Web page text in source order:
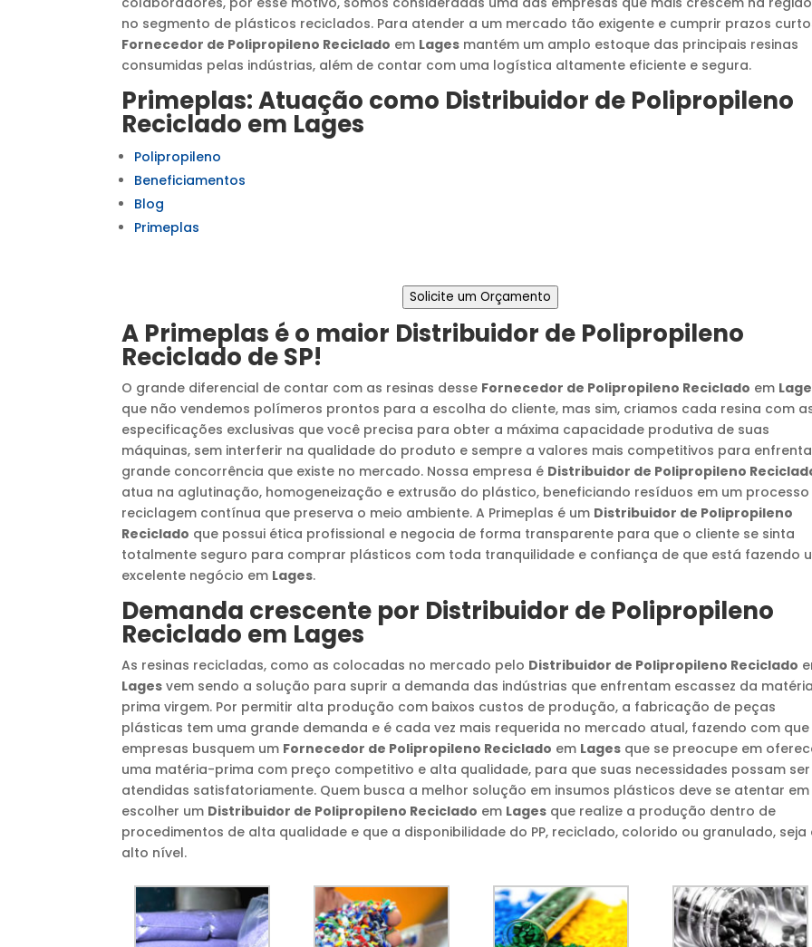
no segmento de plásticos reciclados. Para atender a um mercado tão exigente e cumprir prazos
Fornecedor de Polipropileno Reciclado em Lages mantém um amplo estoque das principais resinas
consumidas pelas indústrias, além de contar com uma logística altamente eficiente e segura.
Primeplas: Atuação como Distribuidor de Polipropileno
Reciclado em Lages
Polipropileno
Beneficiamentos
Blog
Primeplas
Solicite um Orçamento
A Primeplas é o maior Distribuidor de Polipropileno
Reciclado de SP!
O grande diferencial de contar com as resinas desse Fornecedor de Polipropileno Reciclado em
que não vendemos polímeros prontos para a escolha do cliente, mas sim, criamos cada resina com
especificações exclusivas que você precisa para obter a máxima capacidade produtiva de suas
máquinas, sem interferir na qualidade do produto e sempre a valores mais competitivos para
grande concorrência que existe no mercado. Nossa empresa é Distribuidor de Polipropileno
atua na aglutinação, homogeneização e extrusão do plástico, beneficiando resíduos em um
reciclagem contínua que preserva o meio ambiente. A Primeplas é um Distribuidor de Polipropileno
Reciclado que possui ética profissional e negocia de forma transparente para que o cliente se sinta
totalmente seguro para comprar plásticos com toda tranquilidade e confiança de que está fazendo
excelente negócio em Lages.
Demanda crescente por Distribuidor de Polipropileno
Reciclado em Lages
As resinas recicladas, como as colocadas no mercado pelo Distribuidor de Polipropileno Reciclado
Lages vem sendo a solução para suprir a demanda das indústrias que enfrentam escassez da
prima virgem. Por permitir alta produção com baixos custos de produção, a fabricação de peças
plásticas tem uma grande demanda e é cada vez mais requerida no mercado atual, fazendo com que
empresas busquem um Fornecedor de Polipropileno Reciclado em Lages que se preocupe em
uma matéria-prima com preço competitivo e alta qualidade, para que suas necessidades possam ser
atendidas satisfatoriamente. Quem busca a melhor solução em insumos plásticos deve se atentar em
escolher um Distribuidor de Polipropileno Reciclado em Lages que realize a produção dentro de
procedimentos de alta qualidade e que a disponibilidade do PP, reciclado, colorido ou granulado, seja
alto nível.